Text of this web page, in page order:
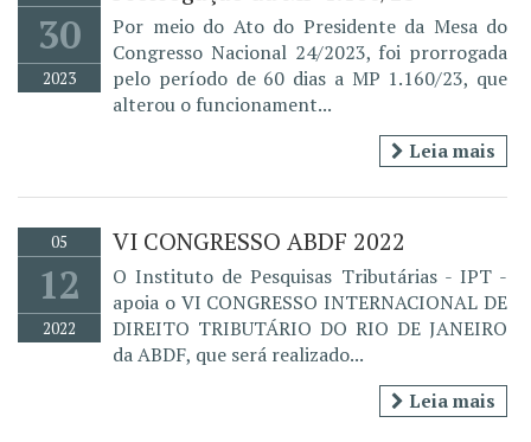
30
2023
Por meio do Ato do Presidente da Mesa do
Congresso Nacional 24/2023, foi prorrogada
pelo período de 60 dias a MP 1.160/23, que
alterou o funcionament...
Leia mais
05
12
2022
VI CONGRESSO ABDF 2022
O Instituto de Pesquisas Tributárias - IPT -
apoia o VI CONGRESSO INTERNACIONAL DE
DIREITO TRIBUTÁRIO DO RIO DE JANEIRO
da ABDF, que será realizado...
Leia mais